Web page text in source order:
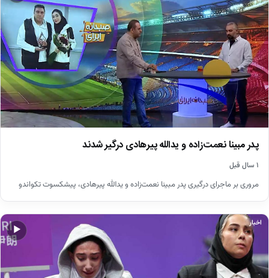
پدر مبینا نعمت‌‌زاده و یدالله پیرهادی درگیر شدند
۱ سال قبل
مروری بر ماجرای درگیری پدر مبینا نعمت‌‌زاده و یدالله پیرهادی، پیشکسوت تکواندو
▶
اخبار